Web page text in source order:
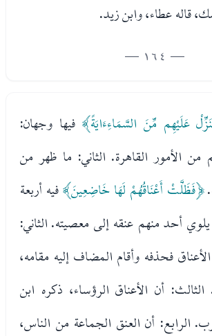
قاله عطاء، وابن زيد.
— 164 —
عَلَيْهِم مِّنَ السَّمَاءِءَايَةً﴾ فيها وجهان:
الأمور القاهرة. الثاني: ما ظهر من
﴿فَظَلَّتْ أَعْنَاقُهُمْ لَهَا خَاضِعِينَ﴾فيه أربعة
أحد منهم عنقه إلى معصيته. الثاني:
فحذفه وأقام المضاف إليه مقامه،
أن الأعناق الرؤساء، ذكره ابن
الرابع: أن العنق الجماعة من الناس،